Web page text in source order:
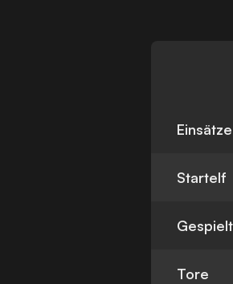
Einsätze
Startelf
Tore